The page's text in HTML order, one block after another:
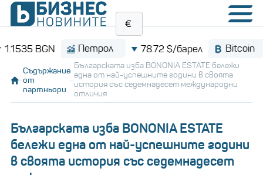
Петрол 78.72 $/барел Bitcoin
Съдържание
от
партньори
Българската изба BONONIA ESTATE бележи
една от най-успешните години в своята
история със седемнадесет международни
отличия
Българската изба BONONIA ESTATE
бележи една от най-успешните години
в своята история със седемнадесет